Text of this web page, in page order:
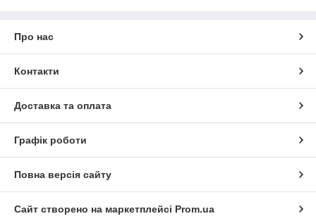
Про нас
Контакти
Доставка та оплата
Графік роботи
Повна версія сайту
Сайт створено на маркетплейсі Prom.ua